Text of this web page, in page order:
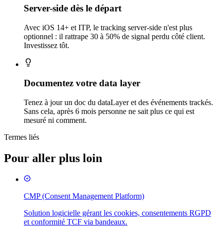
Server-side dès le départ
Avec iOS 14+ et ITP, le tracking server-side n'est plus
optionnel : il rattrape 30 à 50% de signal perdu côté client.
Investissez tôt.
Documentez votre data layer
Tenez à jour un doc du dataLayer et des événements trackés.
Sans cela, après 6 mois personne ne sait plus ce qui est
mesuré ni comment.
Termes liés
Pour aller plus loin
CMP (Consent Management Platform)
Solution logicielle gérant les cookies, consentements RGPD
et conformité TCF via bandeaux.